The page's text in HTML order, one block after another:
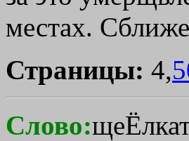
местах.
Страницы: 4,
Слово: